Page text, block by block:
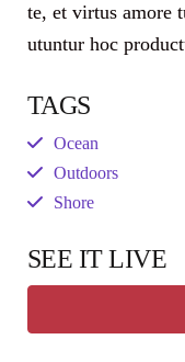
te, et virtus amore
utuntur hoc
TAGS
Ocean
Outdoors
Shore
SEE IT LIVE